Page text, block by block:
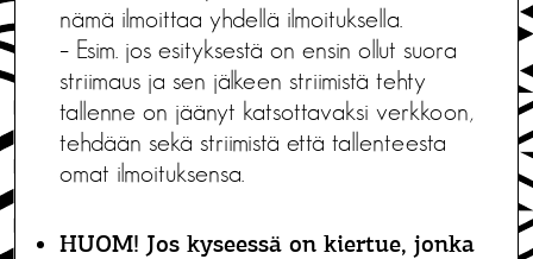
nämä ilmoittaa yhdellä ilmoituksella.
– Esim. jos esityksestä on ensin ollut suora
striimaus ja sen jälkeen striimistä tehty
tallenne on jäänyt katsottavaksi verkkoon,
tehdään sekä striimistä että tallenteesta
omat ilmoituksensa.
HUOM! Jos kyseessä on kiertue, jonka